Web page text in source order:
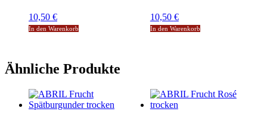
10,50 €
In den Warenkorb
10,50 €
In den Warenkorb
Ähnliche Produkte